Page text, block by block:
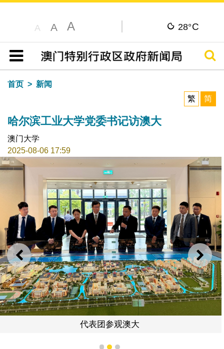
A A A 28°C
目录
搜寻
首页
新闻
繁
简
哈尔滨工业大学党委书记访澳大
澳门大学
2025-08-06 17:59
上一则 下一
代表团参观澳大